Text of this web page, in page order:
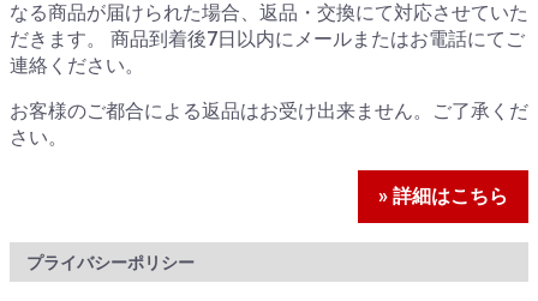
なる商品が届けられた場合、返品・交換にて対応させていた
だきます。 商品到着後7日以内にメールまたはお電話にてご
連絡ください。
お客様のご都合による返品はお受け出来ません。ご了承くだ
さい。
» 詳細はこちら
プライバシーポリシー